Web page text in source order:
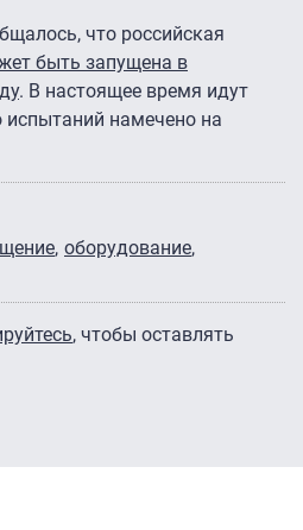
что российская
быть запущена в
. В настоящее время идут
испытаний намечено на
оборудование
, чтобы оставлять